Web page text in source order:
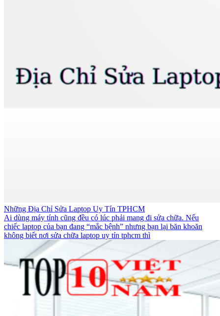
Những Địa Chỉ Sửa Laptop Uy Tín TPHCM
Ai dùng máy tính cũng đều có lúc phải mang đi sửa chữa. Nếu
chiếc laptop của bạn đang “mắc bệnh” nhưng bạn lại băn khoăn
không biết nơi sửa chữa laptop uy tín tphcm thì